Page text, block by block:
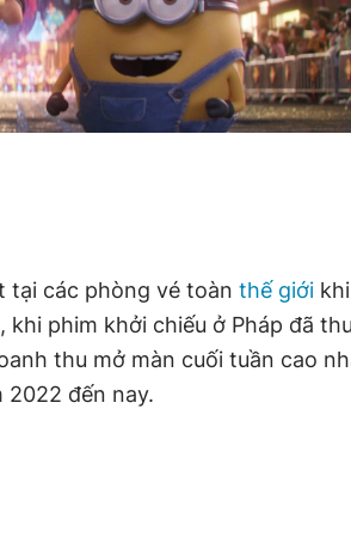
tại các phòng vé toàn thế giới
khi phim khởi chiếu ở Pháp đã
thu mở màn cuối tuần cao
2022 đến nay.